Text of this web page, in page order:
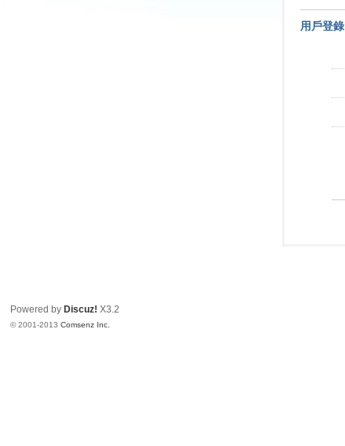
用戶登錄
Powered by Discuz! X3.2
© 2001-2013Comsenz Inc.